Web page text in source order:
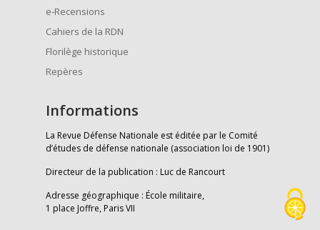
e-Recensions
Cahiers de la RDN
Florilège historique
Repères
Informations
La Revue Défense Nationale est éditée par le Comité
d’études de défense nationale (association loi de 1901)
Directeur de la publication : Luc de Rancourt
Adresse géographique : École militaire,
1 place Joffre, Paris VII